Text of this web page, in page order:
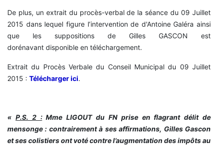
De plus, un extrait du procès-verbal de la séance du 09 Juillet
2015 dans lequel figure l’intervention de d'Antoine Galéra ainsi
que les suppositions de Gilles GASCON est
dorénavant disponible en téléchargement.
Extrait du Procès Verbale du Conseil Municipal du 09 Juillet
2015 : Télécharger ici.
« P.S. 2 :Mme LIGOUT du FN prise en flagrant délit de
mensonge : contrairement à ses affirmations, Gilles Gascon
et ses colistiers ont voté contre l’augmentation des impôts au